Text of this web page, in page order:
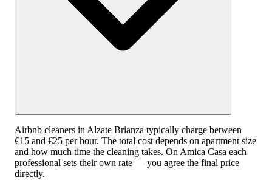
Airbnb cleaners in Alzate Brianza typically charge between
€15 and €25 per hour. The total cost depends on apartment size
and how much time the cleaning takes. On Amica Casa each
professional sets their own rate — you agree the final price
directly.